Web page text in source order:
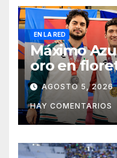
EN LA RED
Máximo
oro en
1-2-3
Domingo
AGOSTO 5, 2026
HAY COMENTARIOS